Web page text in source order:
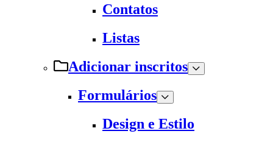
Contatos
Listas
Adicionar inscritos
Formulários
Design e Estilo